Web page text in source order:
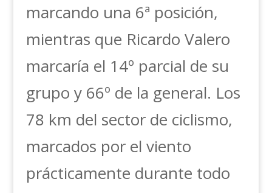
marcando una 6ª posición,
mientras que Ricardo Valero
marcaría el 14º parcial de su
grupo y 66º de la general. Los
78 km del sector de ciclismo,
marcados por el viento
prácticamente durante todo